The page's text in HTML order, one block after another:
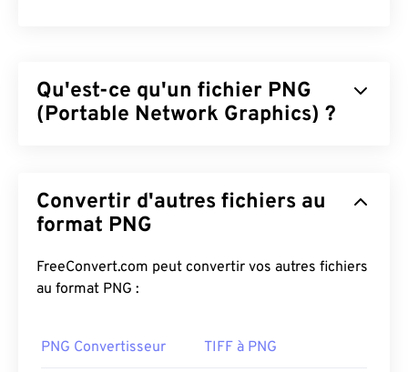
Qu'est-ce qu'un fichier PNG
(Portable Network Graphics) ?
pour une meilleure portabilité. Les images PNG
peuvent avoir des couleurs
idéales pour les icônes et les conceptions
graphiques. Le format PNG prend également en
APNG). Le format PNG présente également
Convertir d'autres fichiers au
format PNG
FreeConvert.com peut convertir vos autres fichiers
au format PNG :
PNG Convertisseur TIFF à PNG